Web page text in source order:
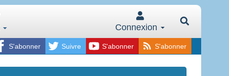
Connexion
S'abonner Suivre S'abonner S'abonner